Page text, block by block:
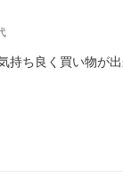
持ち良く買い物が出